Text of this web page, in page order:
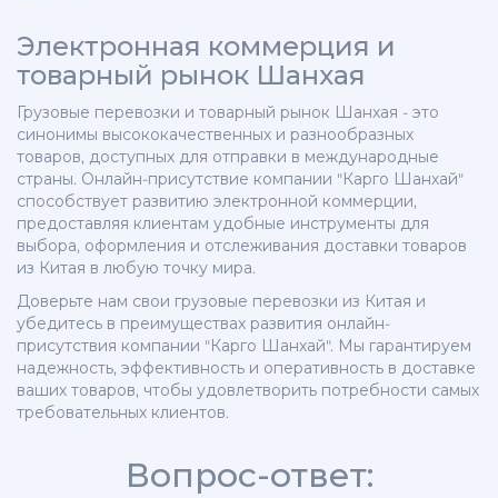
Электронная коммерция и
товарный рынок Шанхая
Грузовые перевозки и товарный рынок Шанхая - это
синонимы высококачественных и разнообразных
товаров, доступных для отправки в международные
страны. Онлайн-присутствие компании "Карго Шанхай"
способствует развитию электронной коммерции,
предоставляя клиентам удобные инструменты для
выбора, оформления и отслеживания доставки товаров
из Китая в любую точку мира.
Доверьте нам свои грузовые перевозки из Китая и
убедитесь в преимуществах развития онлайн-
присутствия компании "Карго Шанхай". Мы гарантируем
надежность, эффективность и оперативность в доставке
ваших товаров, чтобы удовлетворить потребности самых
требовательных клиентов.
Вопрос-ответ: